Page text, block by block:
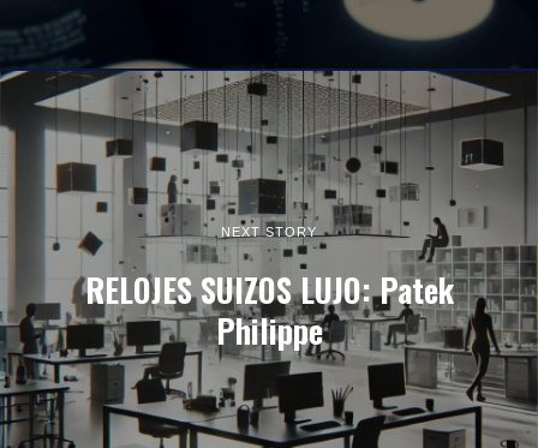
NEXT STORY
RELOJES SUIZOS LUJO: Patek
Philippe